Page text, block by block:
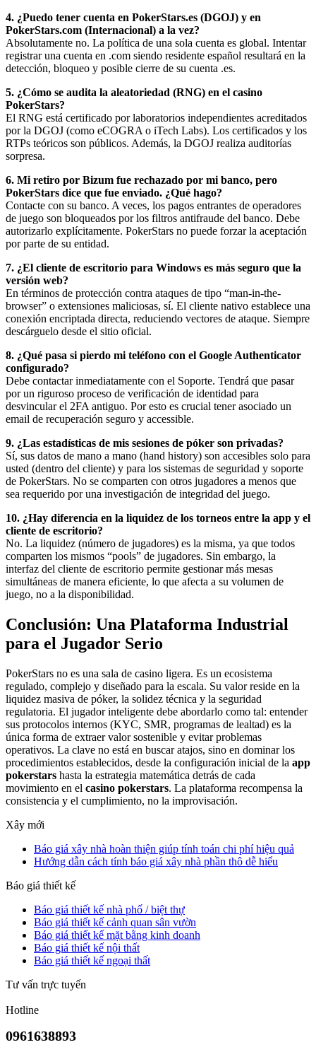
4. ¿Puedo tener cuenta en PokerStars.es (DGOJ) y en
PokerStars.com (Internacional) a la vez?
Absolutamente no. La política de una sola cuenta es global. Intentar
registrar una cuenta en .com siendo residente español resultará en la
detección, bloqueo y posible cierre de su cuenta .es.
5. ¿Cómo se audita la aleatoriedad (RNG) en el casino
PokerStars?
El RNG está certificado por laboratorios independientes acreditados
por la DGOJ (como eCOGRA o iTech Labs). Los certificados y los
RTPs teóricos son públicos. Además, la DGOJ realiza auditorías
sorpresa.
6. Mi retiro por Bizum fue rechazado por mi banco, pero
PokerStars dice que fue enviado. ¿Qué hago?
Contacte con su banco. A veces, los pagos entrantes de operadores
de juego son bloqueados por los filtros antifraude del banco. Debe
autorizarlo explícitamente. PokerStars no puede forzar la aceptación
por parte de su entidad.
7. ¿El cliente de escritorio para Windows es más seguro que la
versión web?
En términos de protección contra ataques de tipo “man-in-the-
browser” o extensiones maliciosas, sí. El cliente nativo establece una
conexión encriptada directa, reduciendo vectores de ataque. Siempre
descárguelo desde el sitio oficial.
8. ¿Qué pasa si pierdo mi teléfono con el Google Authenticator
configurado?
Debe contactar inmediatamente con el Soporte. Tendrá que pasar
por un riguroso proceso de verificación de identidad para
desvincular el 2FA antiguo. Por esto es crucial tener asociado un
email de recuperación seguro y accessible.
9. ¿Las estadísticas de mis sesiones de póker son privadas?
Sí, sus datos de mano a mano (hand history) son accesibles solo para
usted (dentro del cliente) y para los sistemas de seguridad y soporte
de PokerStars. No se comparten con otros jugadores a menos que
sea requerido por una investigación de integridad del juego.
10. ¿Hay diferencia en la liquidez de los torneos entre la app y el
cliente de escritorio?
No. La liquidez (número de jugadores) es la misma, ya que todos
comparten los mismos “pools” de jugadores. Sin embargo, la
interfaz del cliente de escritorio permite gestionar más mesas
simultáneas de manera eficiente, lo que afecta a su volumen de
juego, no a la disponibilidad.
Conclusión: Una Plataforma Industrial
para el Jugador Serio
PokerStars no es una sala de casino ligera. Es un ecosistema
regulado, complejo y diseñado para la escala. Su valor reside en la
liquidez masiva de póker, la solidez técnica y la seguridad
regulatoria. El jugador inteligente debe abordarlo como tal: entender
sus protocolos internos (KYC, SMR, programas de lealtad) es la
única forma de extraer valor sostenible y evitar problemas
operativos. La clave no está en buscar atajos, sino en dominar los
procedimientos establecidos, desde la configuración inicial de la app
pokerstars hasta la estrategia matemática detrás de cada
movimiento en el casino pokerstars. La plataforma recompensa la
consistencia y el cumplimiento, no la improvisación.
Xây mới
Báo giá xây nhà hoàn thiện giúp tính toán chi phí hiệu quả
Hướng dẫn cách tính báo giá xây nhà phần thô dễ hiểu
Báo giá thiết kế
Báo giá thiết kế nhà phố / biệt thự
Báo giá thiết kế cảnh quan sân vườn
Báo giá thiết kế mặt bằng kinh doanh
Báo giá thiết kế nội thất
Báo giá thiết kế ngoại thất
Tư vấn trực tuyến
Hotline
0961638893